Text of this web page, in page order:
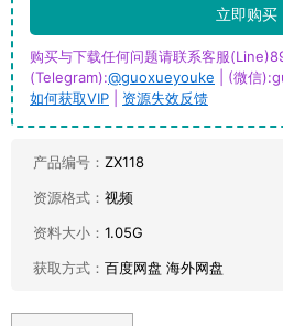
立即购买
购买与下载任何问题请联系客服
(Telegram):@guoxueyouke | (微信
如何获取VIP
资源失效反馈
产品编号： ZX118
资源格式： 视频
资料大小： 1.05G
获取方式： 百度网盘 海外网盘